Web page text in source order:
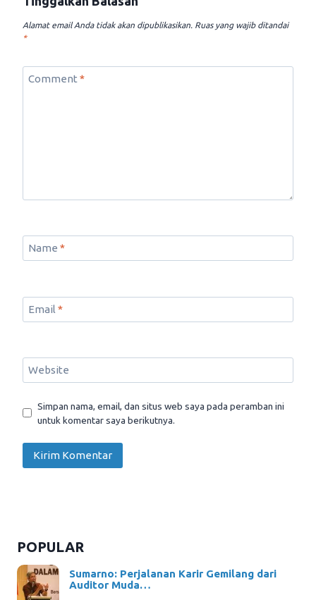
Alamat email Anda tidak akan dipublikasikan. Ruas yang wajib ditandai
*
Comment *
Name *
Email *
Website
Simpan nama, email, dan situs web saya pada peramban ini
untuk komentar saya berikutnya.
POPULAR
Sumarno: Perjalanan Karir Gemilang dari
Auditor Muda…